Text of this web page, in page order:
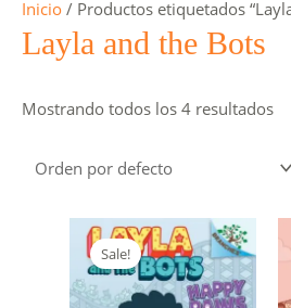
Inicio / Productos etiquetados
Layla and the Bots
Mostrando todos los 4 resultados
Sale!